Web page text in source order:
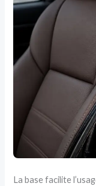
La base facilite